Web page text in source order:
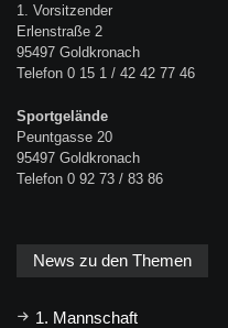
1. Vorsitzender
Erlenstraße 2
95497 Goldkronach
Telefon 0 15 1 / 42 42 77 46
Sportgelände
Peuntgasse 20
95497 Goldkronach
Telefon 0 92 73 / 83 86
News zu den Themen
1. Mannschaft